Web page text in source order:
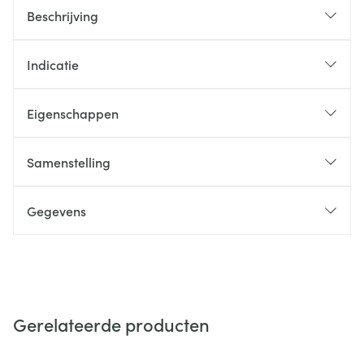
Beschrijving
Indicatie
Eigenschappen
Samenstelling
Gegevens
Gerelateerde producten